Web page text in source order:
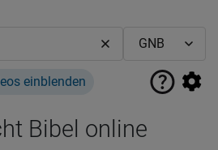
einblenden
Bibel online